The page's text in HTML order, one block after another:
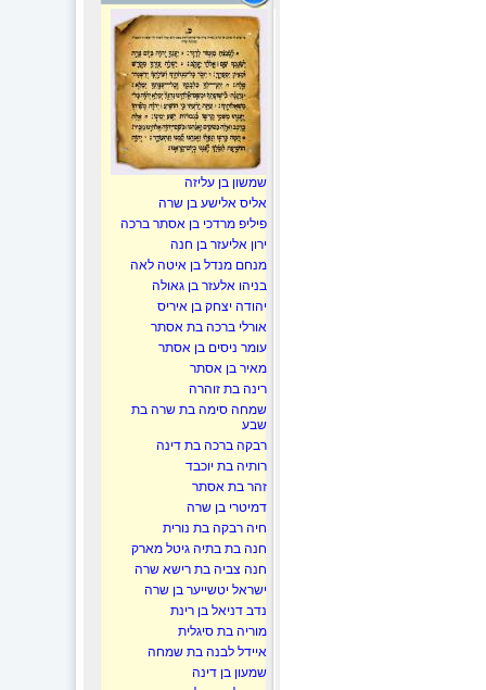
שמשון בן עליזה
אליס אלישע בן שרה
פיליפ מרדכי בן אסתר ברכה
ירון אליעזר בן חנה
מנחם מנדל בן איטה לאה
בניהו אלעזר בן גאולה
יהודה יצחק בן איריס
אורלי ברכה בת אסתר
עומר ניסים בן אסתר
מאיר בן אסתר
רינה בת זוהרה
שמחה סימה בת שרה בת
שבע
רבקה ברכה בת דינה
רותיה בת יוכבד
זהר בת אסתר
דמיטרי בן שרה
חיה רבקה בת נורית
חנה בת בתיה גיטל מארק
חנה צביה בת רישא שרה
ישראל יטשייער בן שרה
נדב דניאל בן רינת
מוריה בת סיגלית
איידל לבנה בת שמחה
שמעון בן דינה